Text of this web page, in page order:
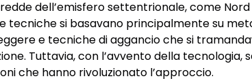
dell’emisfero settentrionale, come
tecniche si basavano principalmente su
e tecniche di aggancio che si
Tuttavia, con l’avvento della tecnologia,
che hanno rivoluzionato l’approccio.